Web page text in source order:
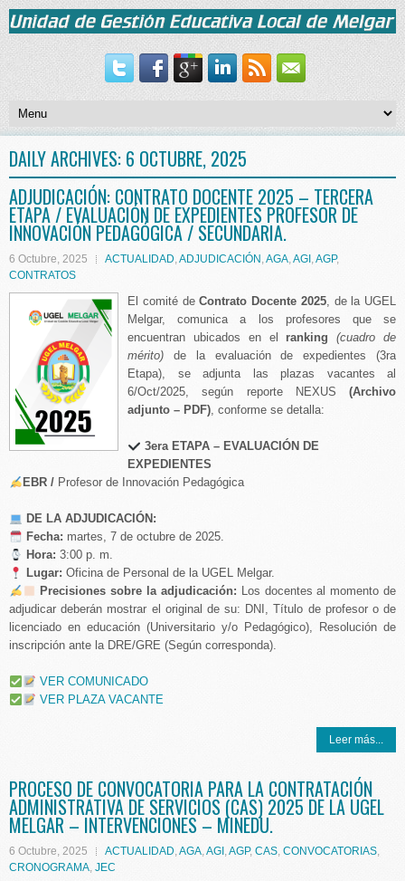
DAILY ARCHIVES: 6 OCTUBRE, 2025
ADJUDICACIÓN: CONTRATO DOCENTE 2025 – TERCERA
ETAPA / EVALUACIÓN DE EXPEDIENTES PROFESOR DE
INNOVACIÓN PEDAGÓGICA / SECUNDARIA.
6 Octubre, 2025 ACTUALIDAD,ADJUDICACIÓN ,AGA,AGI ,AGP,
CONTRATOS
El comité deContrato Docente 2025, de la UGEL
Melgar, comunica a los profesores que se
encuentran ubicados en el ranking
(cuadro de
mérito) de la evaluación de expedientes (3ra
Etapa), se adjunta las plazas vacantes al
6/Oct/2025, según reporte NEXUS (Archivo
adjunto – PDF), conforme se detalla:
3era ETAPA – EVALUACIÓN DE
EXPEDIENTES
EBR /Profesor de Innovación Pedagógica
DE LA ADJUDICACIÓN:
Fecha: martes, 7 de octubre de 2025.
Hora: 3:00 p. m.
Lugar: Oficina de Personal de la UGEL Melgar.
Precisiones sobre la adjudicación: Los docentes al momento de
adjudicar deberán mostrar el original de su: DNI, Título de profesor o de
licenciado en educación (Universitario y/o Pedagógico), Resolución de
inscripción ante la DRE/GRE (Según corresponda).
VER COMUNICADO
VER PLAZA VACANTE
Leer más...
PROCESO DE CONVOCATORIA PARA LA CONTRATACIÓN
ADMINISTRATIVA DE SERVICIOS (CAS) 2025 DE LA UGEL
MELGAR – INTERVENCIONES – MINEDU.
6 Octubre, 2025 ACTUALIDAD,AGA,AGI ,AGP, CAS, CONVOCATORIAS,
CRONOGRAMA, JEC